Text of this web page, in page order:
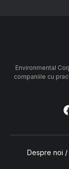
Environmental
companiile cu
Despre noi /